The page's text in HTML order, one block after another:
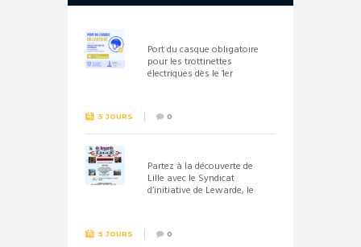
Port du casque obligatoire
pour les trottinettes
électriques dès le 1er
5 JOURS 0
Partez à la découverte de
Lille avec le Syndicat
d’initiative de Lewarde, le
5 JOURS 0